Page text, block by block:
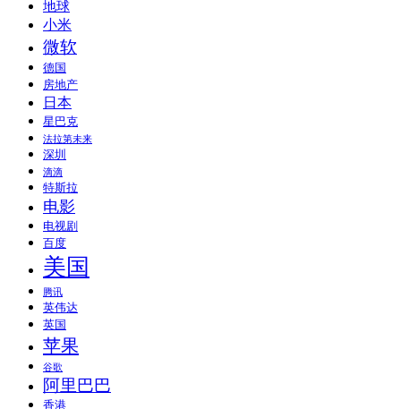
地球
小米
微软
德国
房地产
日本
星巴克
法拉第未来
深圳
滴滴
特斯拉
电影
电视剧
百度
美国
腾讯
英伟达
英国
苹果
谷歌
阿里巴巴
香港